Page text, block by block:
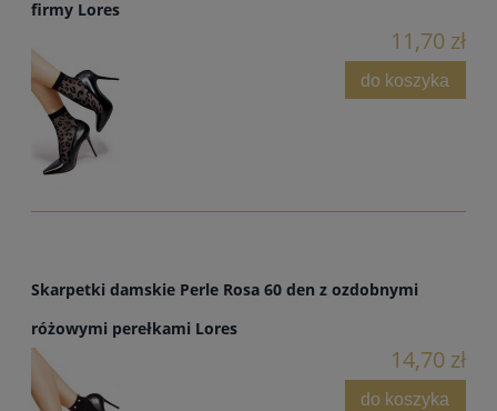
firmy Lores
11,70 zł
do koszyka
Skarpetki damskie Perle Rosa 60 den z ozdobnymi
różowymi perełkami Lores
14,70 zł
do koszyka